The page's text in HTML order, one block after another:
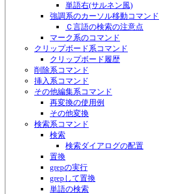
単語右(サルネン風)
強調系のカーソル移動コマンド
Ｃ言語の検索の注意点
マーク系のコマンド
クリップボード系コマンド
クリップボード履歴
削除系コマンド
挿入系コマンド
その他編集系コマンド
再変換の使用例
その他変換
検索系コマンド
検索
検索ダイアログの配置
置換
grepの実行
grepして置換
単語の検索